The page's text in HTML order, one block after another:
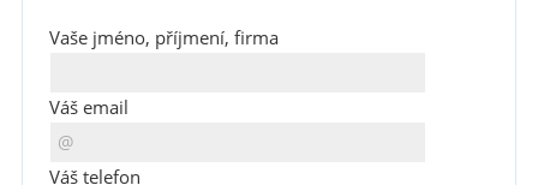
Vaše jméno, příjmení, firma
Váš email
Váš telefon